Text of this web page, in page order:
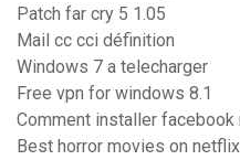
Patch far cry 5 1.05
Mail cc cci définition
Windows 7 a telecharger
Free vpn for windows 8.1
Comment installer
Best horror movies on